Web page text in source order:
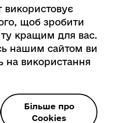
щоб зробити
кращим для вас.
нашим сайтом ви
на використання
Більше про
Cookies